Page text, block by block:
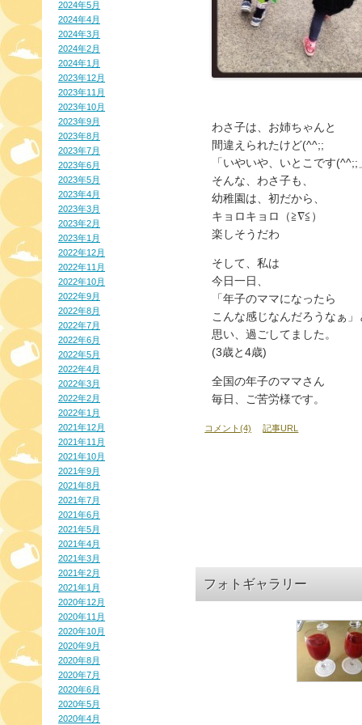
2024年5月
2024年4月
2024年3月
2024年2月
2024年1月
2023年12月
2023年11月
2023年10月
2023年9月
2023年8月
2023年7月
2023年6月
2023年5月
2023年4月
2023年3月
2023年2月
2023年1月
2022年12月
2022年11月
2022年10月
2022年9月
2022年8月
2022年7月
2022年6月
2022年5月
2022年4月
2022年3月
2022年2月
2022年1月
2021年12月
2021年11月
2021年10月
2021年9月
2021年8月
2021年7月
2021年6月
2021年5月
2021年4月
2021年3月
2021年2月
2021年1月
2020年12月
2020年11月
2020年10月
2020年9月
2020年8月
2020年7月
2020年6月
2020年5月
2020年4月
わさ子は、お姉ちゃんと
間違えられたけど(^^;;
「いやいや、いとこです(^^;;
そんな、わさ子も、
幼稚園は、初だから、
キョロキョロ（≧∇≦）
楽しそうだわ
そして、私は
今日一日、
「年子のママになったら
こんな感じなんだろうなぁ」
思い、過ごしてました。
(3歳と4歳)
全国の年子のママさん
毎日、ご苦労様です。
コメント(4) 記事URL
フォトギャラリー